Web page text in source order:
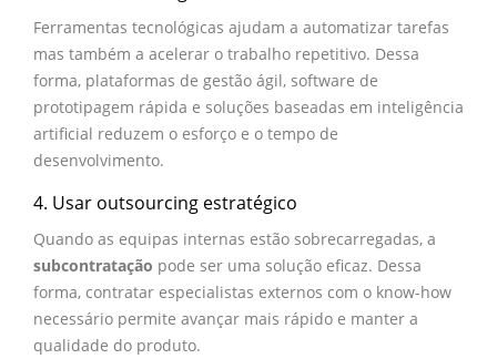
Ferramentas tecnológicas ajudam a automatizar tarefas
mas também a acelerar o trabalho repetitivo. Dessa
forma, plataformas de gestão ágil, software de
prototipagem rápida e soluções baseadas em inteligência
artificial reduzem o esforço e o tempo de
desenvolvimento.
4. Usar outsourcing estratégico
Quando as equipas internas estão sobrecarregadas, a
subcontratação pode ser uma solução eficaz. Dessa
forma, contratar especialistas externos com o know-how
necessário permite avançar mais rápido e manter a
qualidade do produto.